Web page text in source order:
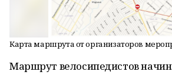
Карта маршрута от организаторов
Маршрут велосипедистов